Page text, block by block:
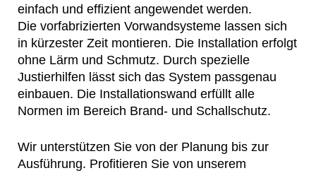
einfach und effizient angewendet werden.
Die vorfabrizierten Vorwandsysteme lassen sich
in kürzester Zeit montieren. Die Installation erfolgt
ohne Lärm und Schmutz. Durch spezielle
Justierhilfen lässt sich das System passgenau
einbauen. Die Installationswand erfüllt alle
Normen im Bereich Brand- und Schallschutz.
Wir unterstützen Sie von der Planung bis zur
Ausführung. Profitieren Sie von unserem